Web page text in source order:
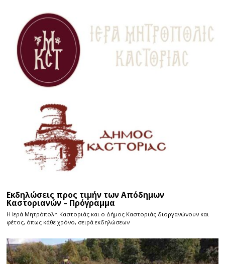
Εκδηλώσεις προς τιμήν των Απόδημων
Καστοριανών – Πρόγραμμα
Η Ιερά Μητρόπολη Καστοριάς και ο Δήμος Καστοριάς διοργανώνουν και
φέτος, όπως κάθε χρόνο, σειρά εκδηλώσεων